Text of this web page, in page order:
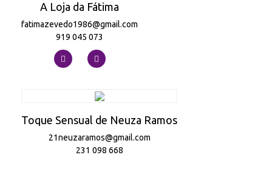
A Loja da Fátima
fatimazevedo1986@gmail.com
919 045 073
Toque Sensual de Neuza Ramos
21neuzaramos@gmail.com
231 098 668